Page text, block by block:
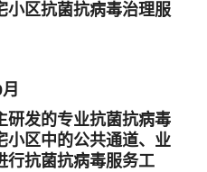
小区抗菌抗病毒治理服
研发的专业抗菌抗病毒
小区中的公共通道、业
行抗菌抗病毒服务工